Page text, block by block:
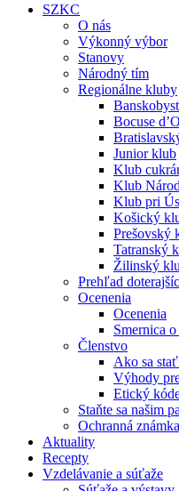
SZKC
O nás
Výkonný výbor
Stanovy
Národný tím
Regionálne kluby
Bocuse
Junior klub
Klub
Klub
Klub pri
Košický
Prešovský
Tatranský
Žilinský
Prehľad
Ocenenia
Ocenenia
Smernica
Členstvo
Ako sa
Výhody
Etický
Staňte sa našim
Ochranná známka
Aktuality
Recepty
Vzdelávanie a súťaže